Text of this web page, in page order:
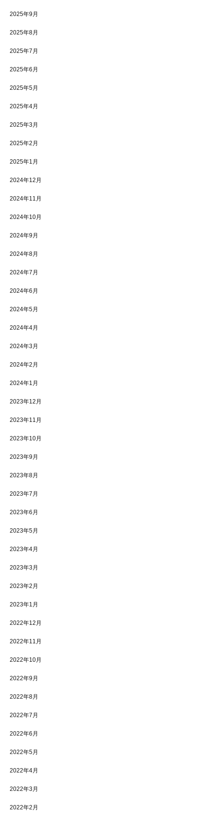
2025年9月
2025年8月
2025年7月
2025年6月
2025年5月
2025年4月
2025年3月
2025年2月
2025年1月
2024年12月
2024年11月
2024年10月
2024年9月
2024年8月
2024年7月
2024年6月
2024年5月
2024年4月
2024年3月
2024年2月
2024年1月
2023年12月
2023年11月
2023年10月
2023年9月
2023年8月
2023年7月
2023年6月
2023年5月
2023年4月
2023年3月
2023年2月
2023年1月
2022年12月
2022年11月
2022年10月
2022年9月
2022年8月
2022年7月
2022年6月
2022年5月
2022年4月
2022年3月
2022年2月